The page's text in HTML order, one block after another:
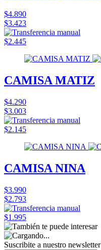
$4.890
$3.423
$2.445
CAMISA MATIZ
$4.290
$3.003
$2.145
CAMISA NINA
$3.990
$2.793
$1.995
Suscribite a nuestro newsletter